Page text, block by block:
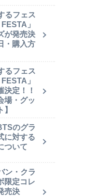
るフェス
」
が発売決
・購入方
るフェス
」
決定！！
場・グッ
のグラ
に対する
ついて
ン・クラ
限定コレ
売決